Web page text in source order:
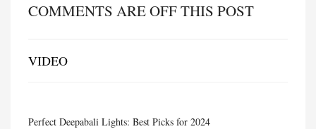
COMMENTS ARE OFF THIS POST
VIDEO
Perfect Deepabali Lights: Best Picks for 2024